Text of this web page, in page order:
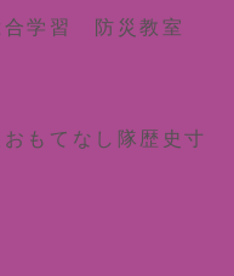
合学習 防災教室
もてなし隊歴史寸